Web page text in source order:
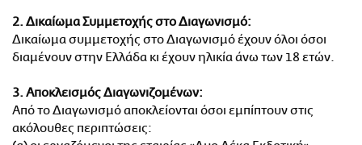
NEWSLETTER
ΜΙΚΡΟΠΡΑΓΜΑΤΑ
THE GOOD LIFO
CITY GUIDE
ΑΜΠΑ
PRINT
2. Δικαίωμα Συμμετοχής στο Διαγωνισμό:
Δικαίωμα συμμετοχής στο Διαγωνισμό έχουν όλοι όσοι
διαμένουν στην Ελλάδα κι έχουν ηλικία άνω των 18 ετών.
3. Αποκλεισμός Διαγωνιζομένων:
Από το Διαγωνισμό αποκλείονται όσοι εμπίπτουν στις
ακόλουθες περιπτώσεις: